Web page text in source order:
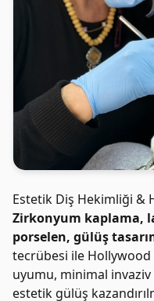
Estetik Diş Hekimliği &
Zirkonyum kaplama,
porselen, gülüş
tecrübesi ile
uyumu, minimal
estetik gülüş